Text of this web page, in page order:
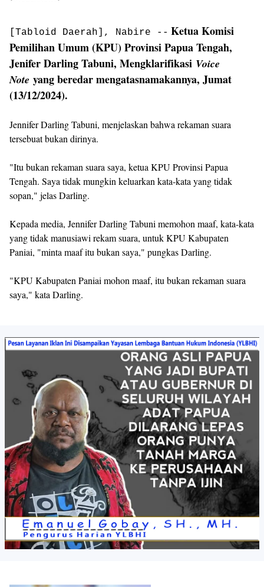
[Tabloid Daerah], Nabire -- Ketua Komisi
Pemilihan Umum (KPU) Provinsi Papua Tengah,
Jenifer Darling Tabuni, Mengklarifikasi Voice
Note yang beredar mengatasnamakannya, Jumat
(13/12/2024).
Jennifer Darling Tabuni, menjelaskan bahwa rekaman suara
tersebuat bukan dirinya.
"Itu bukan rekaman suara saya, ketua KPU Provinsi Papua
Tengah. Saya tidak mungkin keluarkan kata-kata yang tidak
sopan," jelas Darling.
Kepada media, Jennifer Darling Tabuni memohon maaf, kata-kata
yang tidak manusiawi rekam suara, untuk KPU Kabupaten
Paniai, "minta maaf itu bukan saya," pungkas Darling.
"KPU Kabupaten Paniai mohon maaf, itu bukan rekaman suara
saya," kata Darling.